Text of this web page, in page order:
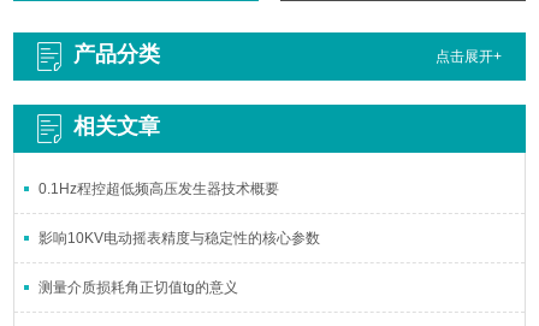
产品分类 点击展开+
相关文章
0.1Hz程控超低频高压发生器技术概要
影响10KV电动摇表精度与稳定性的核心参数
测量介质损耗角正切值tg的意义